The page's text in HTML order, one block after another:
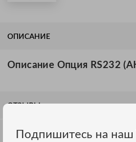
ОПИСАНИЕ
Описание Опция RS232
ОТЗЫВЫ
ОБСУЖДЕНИЕ
Подпишитесь на наш